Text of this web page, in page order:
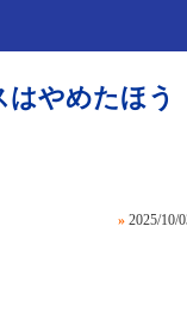
やめたほう
» 2025/10/